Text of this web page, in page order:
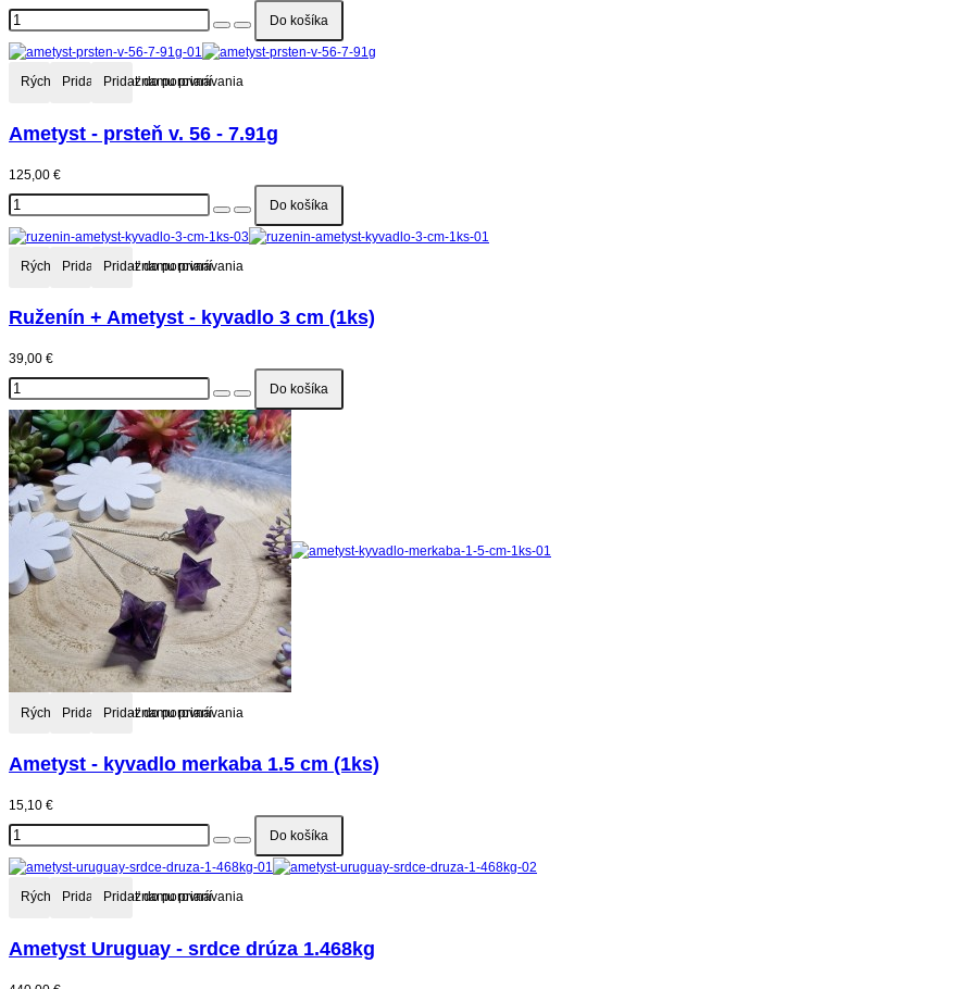
Rýchly náhľadPridať do zoznamu prianí
Pridať do porovnávania
Ametyst - prsteň v. 56 - 7.91g
125,00 €
Rýchly náhľadPridať do zoznamu prianí
Pridať do porovnávania
Ruženín + Ametyst - kyvadlo 3 cm (1ks)
39,00 €
Rýchly náhľadPridať do zoznamu prianí
Pridať do porovnávania
Ametyst - kyvadlo merkaba 1.5 cm (1ks)
15,10 €
Rýchly náhľadPridať do zoznamu prianí
Pridať do porovnávania
Ametyst Uruguay - srdce drúza 1.468kg